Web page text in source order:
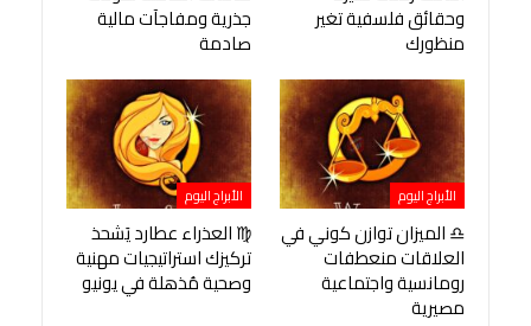
وحقائق فلسفية تغير
منظورك
جذرية ومفاجآت مالية
صادمة
الأبراج اليوم
♎ الميزان توازن كوني في
العلاقات منعطفات
رومانسية واجتماعية
مصيرية
الأبراج اليوم
♍ العذراء عطارد يَشحذ
تركيزك استراتيجيات مهنية
وصحية مُذهلة في يونيو